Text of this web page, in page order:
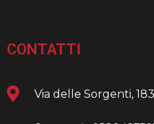
CONTATTI
Via delle Sorgenti,